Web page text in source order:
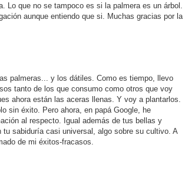
Lo que no se tampoco es si la palmera es un árbol.
aunque entiendo que si. Muchas gracias por la
palmeras... y los dátiles. Como es tiempo, llevo
tanto de los que consumo como otros que voy
ahora están las aceras llenas. Y voy a plantarlos.
sin éxito. Pero ahora, en papá Google, he
al respecto. Igual además de tus bellas y
tu sabiduría casi universal, algo sobre su cultivo. A
de mi éxitos-fracasos.